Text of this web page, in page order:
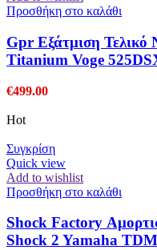
Προσθήκη στο καλάθι
Gpr Εξάτμιση
Titanium Voge
€499.00
Hot
Συγκρίση
Quick view
Add to wishlist
Προσθήκη στο καλάθι
Shock Factory
Shock 2 Yamaha